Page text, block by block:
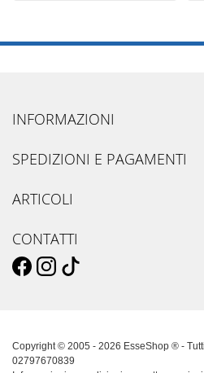
INFORMAZIONI
SPEDIZIONI E PAGAMENTI
ARTICOLI
CONTATTI
Copyright © 2005 - 2026 EsseShop ® -
02797670839